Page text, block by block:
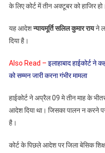
के लिए कोर्ट में तीन अक्टूबर को हाजिर
यह आदेशन्यायमूर्ति सलिल कुमार रायने
दिया है।
Also Read – इलाहाबाद हाईकोर्ट ने
को सम्मन जारी करना गंभीर मामला
हाईकोर्ट ने अप्रैल 09 मे तीन माह के
आदेश दिया था। जिसका पालन न करने
है।
कोर्ट के पिछले आदेश पर जिला बेसिक